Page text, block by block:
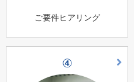
ご要件ヒアリング
④